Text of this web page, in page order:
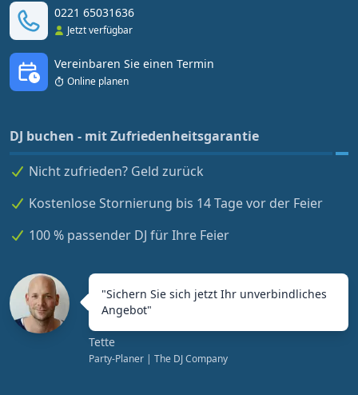
0221 65031636
Jetzt verfügbar
Vereinbaren Sie einen Termin
Online planen
DJ buchen - mit Zufriedenheitsgarantie
Nicht zufrieden? Geld zurück
Kostenlose Stornierung bis 14 Tage vor der Feier
100 % passender DJ für Ihre Feier
"Sichern Sie sich jetzt Ihr unverbindliches
Angebot"
Tette
Party-Planer | The DJ Company